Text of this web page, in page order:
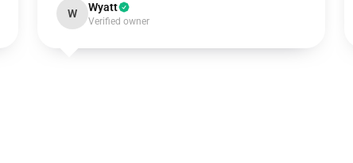
W Wyatt
Verified owner